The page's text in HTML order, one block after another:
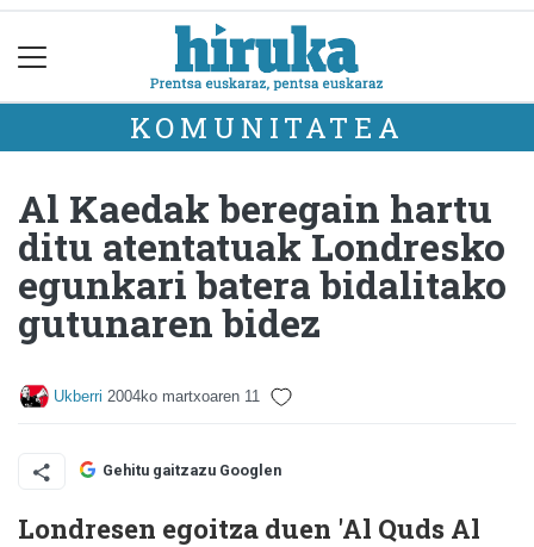
KOMUNITATEA
Al Kaedak beregain hartu
ditu atentatuak Londresko
egunkari batera bidalitako
gutunaren bidez
Ukberri 2004ko martxoaren 11
Gehitu gaitzazu Googlen
Londresen egoitza duen 'Al Quds Al